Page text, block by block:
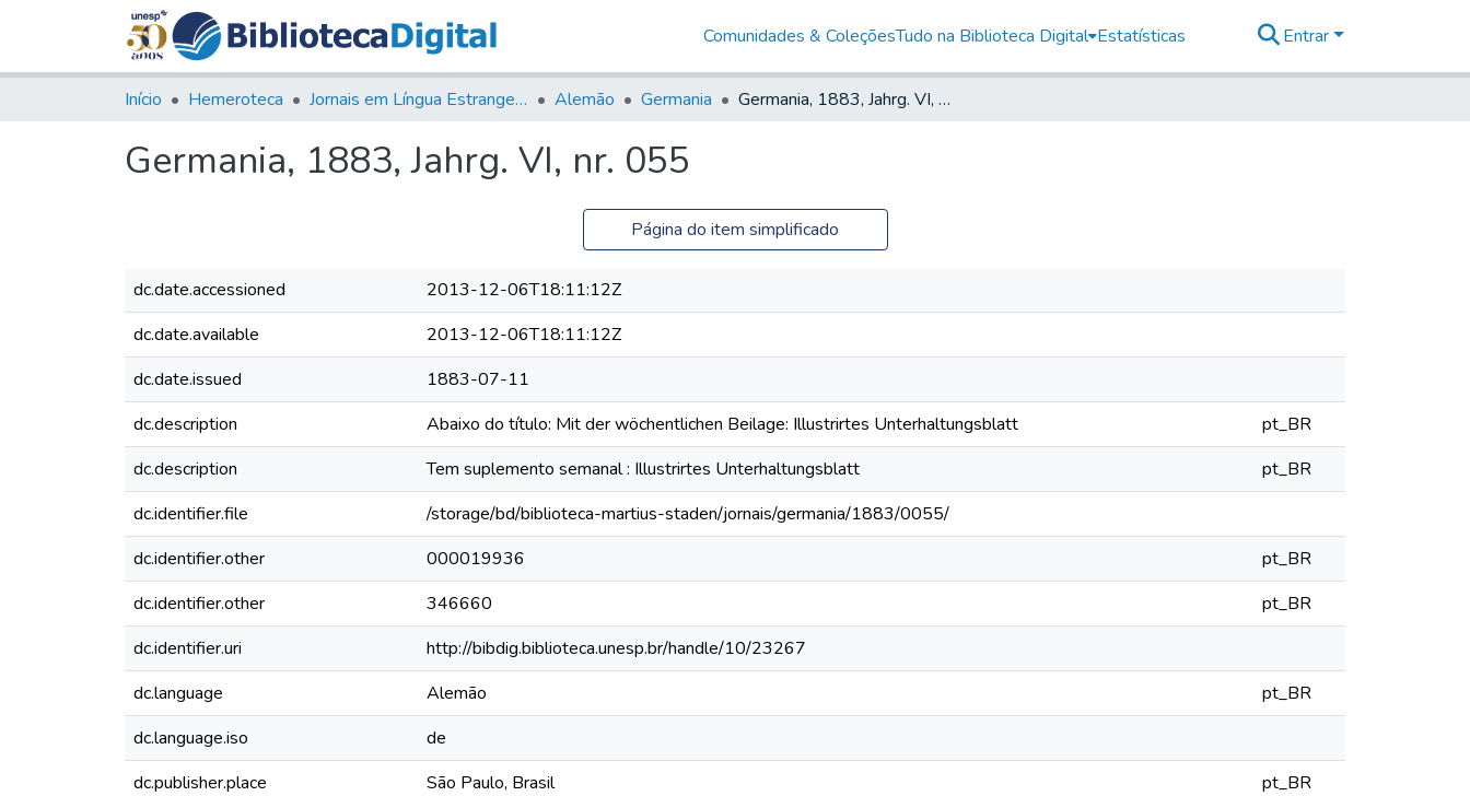
Comunidades & ColeçõesTudo na Biblioteca Digital Estatísticas Entrar
Início Hemeroteca Jornais em Língua Estrangeira Alemão Germania Germania, 1883, Jahrg. VI, nr. 055
Germania, 1883, Jahrg. VI, nr. 055
Página do item simplificado
dc.date.accessioned
2013-12-06T18:11:12Z
dc.date.available
2013-12-06T18:11:12Z
dc.date.issued
1883-07-11
dc.description
Abaixo do título: Mit der wöchentlichen Beilage: Illustrirtes Unterhaltungsblatt
pt_BR
dc.description
Tem suplemento semanal : Illustrirtes Unterhaltungsblatt
pt_BR
dc.identifier.file
/storage/bd/biblioteca-martius-staden/jornais/germania/1883/0055/
dc.identifier.other
000019936
pt_BR
dc.identifier.other
346660
pt_BR
dc.identifier.uri
http://bibdig.biblioteca.unesp.br/handle/10/23267
dc.language
Alemão
pt_BR
dc.language.iso
de
dc.publisher.place
São Paulo, Brasil
pt_BR